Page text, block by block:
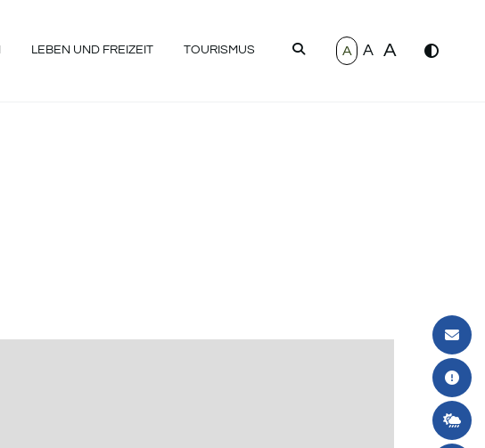
LEBEN UND FREIZEIT TOURISMUS SUCHEN
A A A